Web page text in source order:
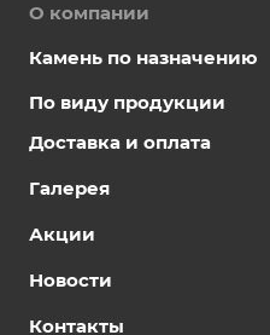
О компании
Камень по назначению
По виду продукции
Доставка и оплата
Галерея
Акции
Новости
Контакты